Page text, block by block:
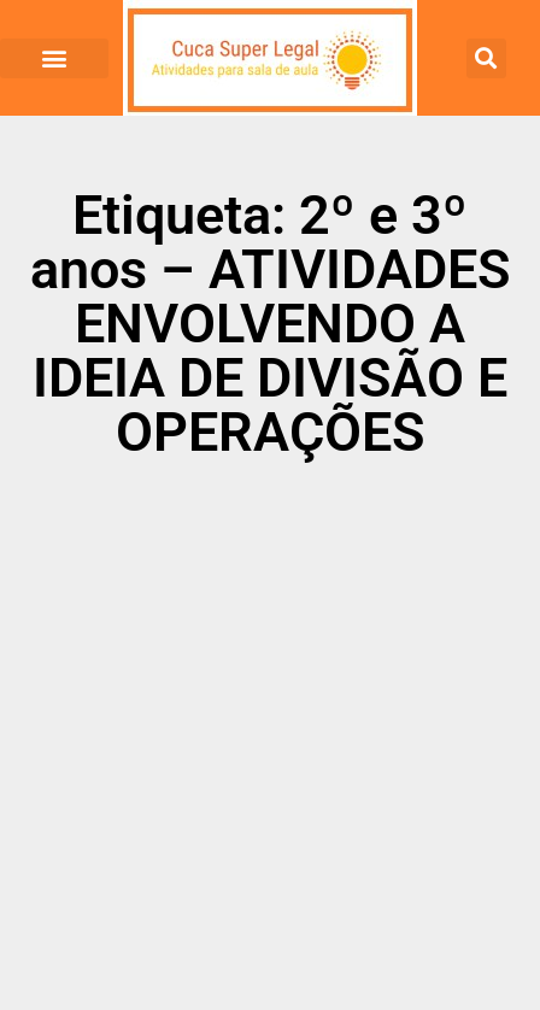
Etiqueta: 2º e 3º
anos – ATIVIDADES
ENVOLVENDO A
IDEIA DE DIVISÃO E
OPERAÇÕES